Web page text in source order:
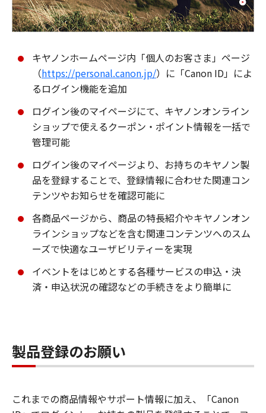
キヤノンホームページ内「個人のお客さま」ページ
（https://personal.canon.jp/）に「Canon ID」によ
るログイン機能を追加
ログイン後のマイページにて、キヤノンオンライン
ショップで使えるクーポン・ポイント情報を一括で
管理可能
ログイン後のマイページより、お持ちのキヤノン製
品を登録することで、登録情報に合わせた関連コン
テンツやお知らせを確認可能に
各商品ページから、商品の特長紹介やキヤノンオン
ラインショップなどを含む関連コンテンツへのスム
ーズで快適なユーザビリティーを実現
イベントをはじめとする各種サービスの申込・決
済・申込状況の確認などの手続きをより簡単に
製品登録のお願い
これまでの商品情報やサポート情報に加え、「Canon